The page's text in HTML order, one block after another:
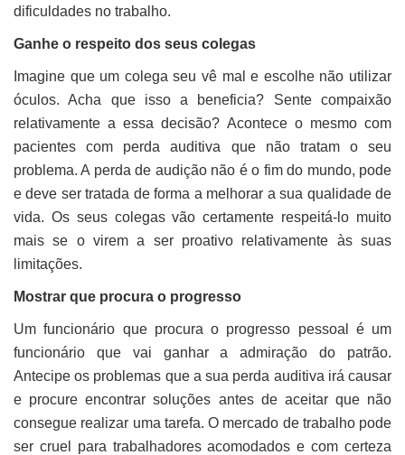
dificuldades no trabalho.
Ganhe o respeito dos seus colegas
Imagine que um colega seu vê mal e escolhe não utilizar
óculos. Acha que isso a beneficia? Sente compaixão
relativamente a essa decisão? Acontece o mesmo com
pacientes com perda auditiva que não tratam o seu
problema. A perda de audição não é o fim do mundo, pode
e deve ser tratada de forma a melhorar a sua qualidade de
vida. Os seus colegas vão certamente respeitá-lo muito
mais se o virem a ser proativo relativamente às suas
limitações.
Mostrar que procura o progresso
Um funcionário que procura o progresso pessoal é um
funcionário que vai ganhar a admiração do patrão.
Antecipe os problemas que a sua perda auditiva irá causar
e procure encontrar soluções antes de aceitar que não
consegue realizar uma tarefa. O mercado de trabalho pode
ser cruel para trabalhadores acomodados e com certeza